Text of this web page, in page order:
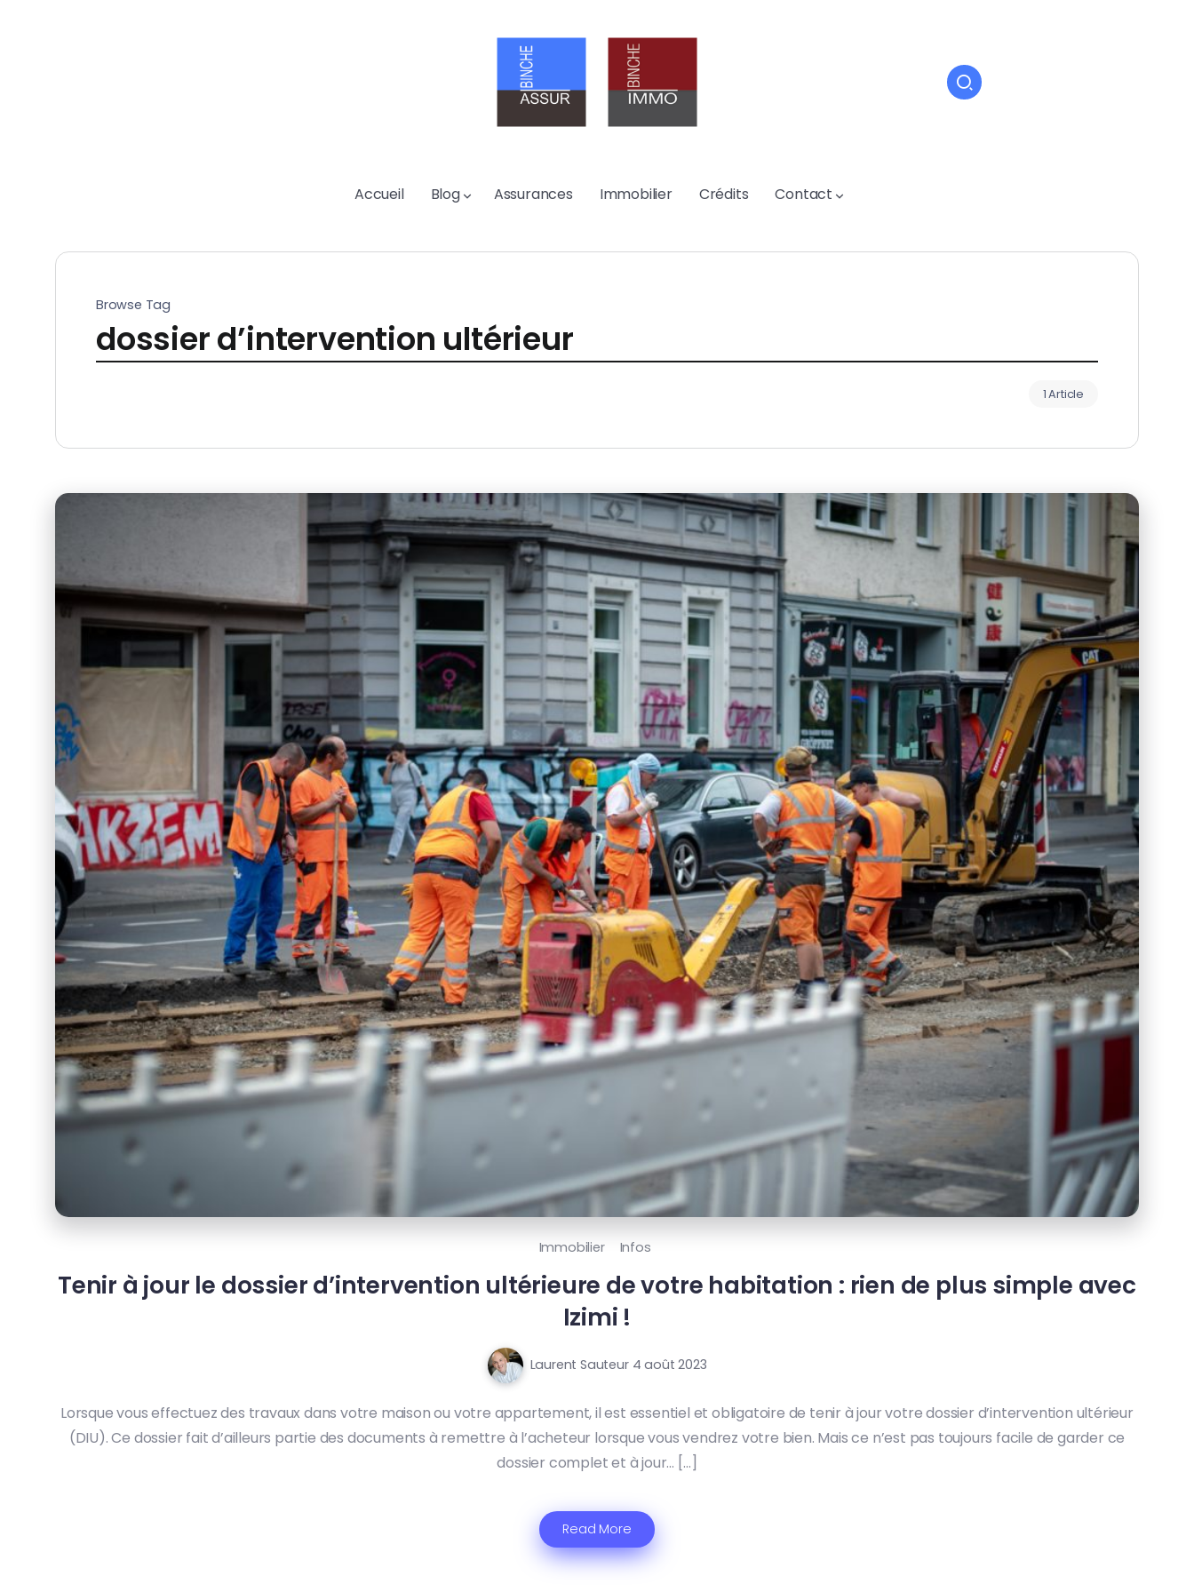
Accueil Blog Assurances Immobilier Crédits Contact
Browse Tag
dossier d’intervention ultérieur
1 Article
Immobilier Infos
Tenir à jour le dossier d’intervention ultérieure de votre habitation : rien de plus simple avec
Izimi !
Laurent Sauteur 4 août 2023
Lorsque vous effectuez des travaux dans votre maison ou votre appartement, il est essentiel et obligatoire de tenir à jour votre dossier d’intervention ultérieur
(DIU). Ce dossier fait d’ailleurs partie des documents à remettre à l’acheteur lorsque vous vendrez votre bien. Mais ce n’est pas toujours facile de garder ce
dossier complet et à jour… […]
Read More